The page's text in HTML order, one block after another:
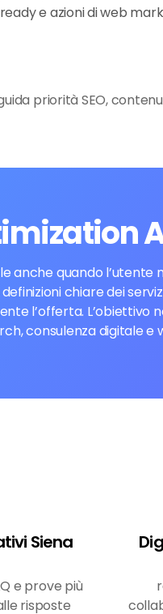
e azioni di web
priorità SEO,
anche quando
chiare dei
l’offerta. L’obiettivo
consulenza digitale
Siena
e prove più
risposte